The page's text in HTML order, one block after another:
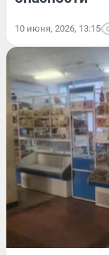
10 июня, 2026, 13:15